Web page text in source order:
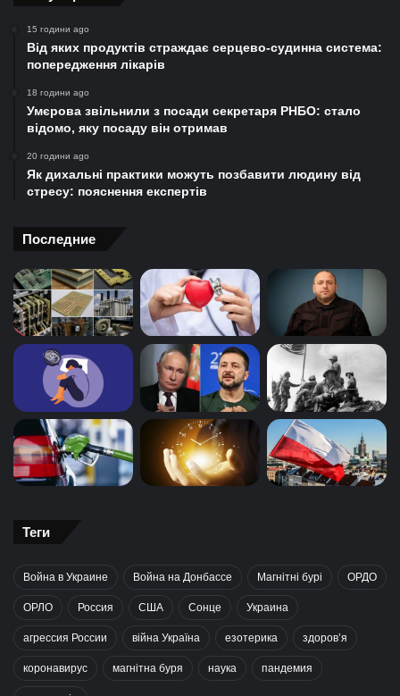
15 години ago
Від яких продуктів страждає серцево-судинна система:
попередження лікарів
18 години ago
Умєрова звільнили з посади секретаря РНБО: стало
відомо, яку посаду він отримав
20 години ago
Як дихальні практики можуть позбавити людину від
стресу: пояснення експертів
Последние
Теги
Война в Украине Война на Донбассе Магнітні бурі ОРДО
ОРЛО Россия США Сонце Украина
агрессия России війна Україна езотерика здоров’я
коронавирус магнітна буря наука пандемия